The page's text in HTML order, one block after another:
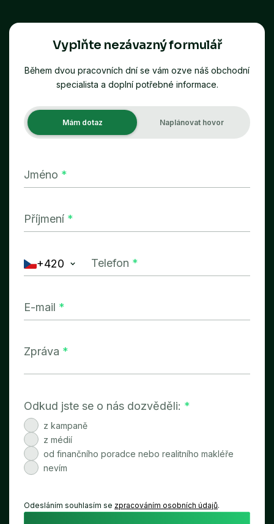
Vyplňte nezávazný formulář
Během dvou pracovních dní se vám ozve náš obchodní
specialista a doplní potřebné informace.
Mám dotaz Naplánovat hovor
Jméno *
Příjmení *
Telefon *
+420
E-mail *
Zpráva *
Odkud jste se o nás dozvěděli: *
z kampaně
z médií
od finančního poradce nebo realitního makléře
nevím
Odesláním souhlasím se zpracováním osobních údajů.